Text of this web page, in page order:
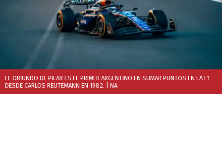
EL ORIUNDO DE PILAR ES EL PRIMER ARGENTINO EN SUMAR PUNTOS EN LA F1
DESDE CARLOS REUTEMANN EN 1982.
| NA